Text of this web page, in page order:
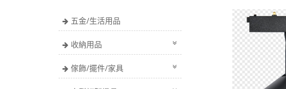
五金/生活用品
收納用品
傢飾/擺件/家具